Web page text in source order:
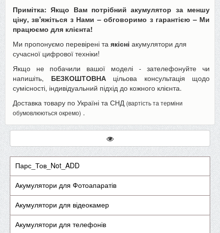
Примітка: Якщо Вам потрібний акумулятор за меншу
ціну, зв'яжіться з Нами – обговоримо з гарантією – Ми
працюємо для клієнта!
Ми пропонуємо перевірені та якісні акумулятори для
сучасної цифрової техніки!
Якщо не побачили вашої моделі - зателефонуйте чи
напишіть, БЕЗКОШТОВНАцільова консультація щодо
сумісності, індивідуальний підхід до кожного клієнта.
Доставка товару по Україні та СНД (вартість та терміни
обумовлюються окремо) .
Парс_Тов_Not_ADD
Акумулятори для Фотоапаратів
Акумулятори для відеокамер
Акумулятори для телефонів